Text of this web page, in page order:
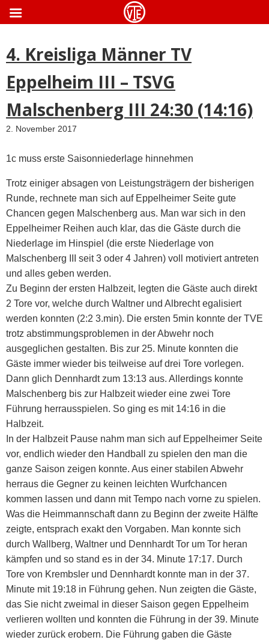
ApothekeGermany.com
4. Kreisliga Männer TV
Eppelheim III – TSVG
Malschenberg III 24:30 (14:16)
2. November 2017
1c muss erste Saisonniederlage hinnehmen
Trotz einiger absagen von Leistungsträgern der bisherigen
Runde, rechnete man sich auf Eppelheimer Seite gute
Chancen gegen Malschenberg aus. Man war sich in den
Eppelheimer Reihen auch klar, das die Gäste durch die
Niederlage im Hinspiel (die erste Niederlage von
Malschenberg III seit 3 oder 4 Jahren) voll motiviert antreten
und alles geben werden.
Zu Beginn der ersten Halbzeit, legten die Gäste auch direkt
2 Tore vor, welche durch Waltner und Albrecht egalisiert
werden konnten (2:2 3.min). Die ersten 5min konnte der TVE
trotz abstimmungsproblemen in der Abwehr noch
ausgeglichen gestalten. Bis zur 25. Minute konnten die
Gäste immer wieder bis teilweise auf drei Tore vorlegen.
Dann glich Dennhardt zum 13:13 aus. Allerdings konnte
Malschenberg bis zur Halbzeit wieder eine zwei Tore
Führung herrausspielen. So ging es mit 14:16 in die
Halbzeit.
In der Halbzeit Pause nahm man sich auf Eppelheimer Seite
vor, endlich wieder den Handball zu spielen den man die
ganze Saison zeigen konnte. Aus einer stabilen Abwehr
herraus die Gegner zu keinen leichten Wurfchancen
kommen lassen und dann mit Tempo nach vorne zu spielen.
Was die Heimmannschaft dann zu Beginn der zweite Hälfte
zeigte, entsprach exakt den Vorgaben. Man konnte sich
durch Wallberg, Waltner und Dennhardt Tor um Tor heran
kämpfen und so stand es in der 34. Minute 17:17. Durch
Tore von Krembsler und Dennhardt konnte man in der 37.
Minute mit 19:18 in Führung gehen. Nun zeigten die Gäste,
das Sie nicht zweimal in dieser Saison gegen Eppelheim
verlieren wollten und konnten die Führung in der 39. Minute
wieder zurück erobern. Die Führung gaben die Gäste